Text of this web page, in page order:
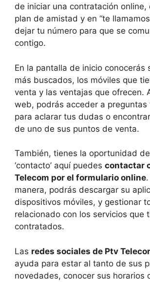
de iniciar una contratación online,
plan de amistad y en “te
dejar tu número para que se
contigo.
En la pantalla de inicio conocerás
más buscados, los móviles que
venta y las ventajas que ofrecen.
web, podrás acceder a preguntas
para aclarar tus dudas o
de uno de sus puntos de venta.
También, tienes la oportunidad
‘contacto’ aquí puedes contactar
Telecom por el formulario online
manera, podrás descargar su
dispositivos móviles, y gestionar
relacionado con los servicios que
contratados.
Las redes sociales de Ptv
ayuda para estar al tanto de sus
novedades, conocer sus horarios